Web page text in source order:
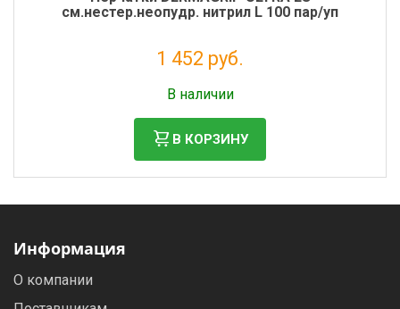
см.нестер.неопудр. нитрил L 100 пар/уп
1 452 руб.
В наличии
В КОРЗИНУ
Информация
О компании